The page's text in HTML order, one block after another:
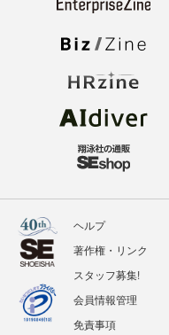
ヘルプ
著作権・リンク
スタッフ募集!
会員情報管理
免責事項